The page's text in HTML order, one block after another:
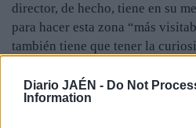
Diario JAÉN - Do Not
Information
director, de hecho, tiene en su
para hacer esta zona “más
también tiene que tener la
Fueron una secta, un grupo
con muchos alumnos de la